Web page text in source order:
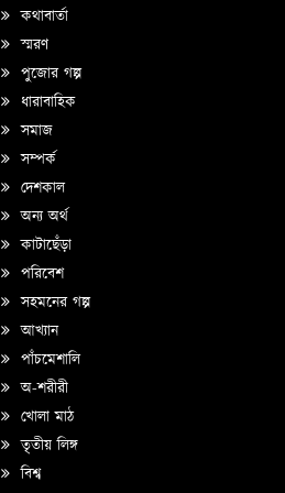
কথাবার্তা
স্মরণ
পুজোর গল্প
ধারাবাহিক
সমাজ
সম্পর্ক
দেশকাল
অন্য অর্থ
কাটাছেঁড়া
পরিবেশ
সহমনের গল্প
আখ্যান
পাঁচমেশালি
অ-শরীরী
খোলা মাঠ
তৃতীয় লিঙ্গ
বিশ্ব